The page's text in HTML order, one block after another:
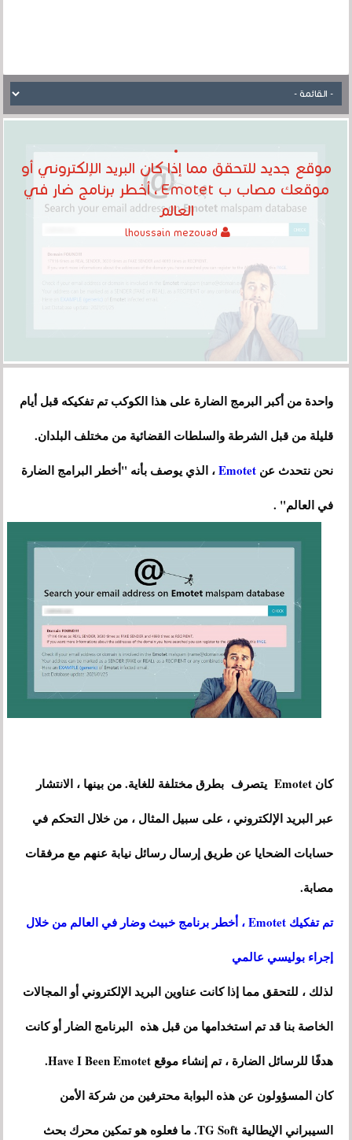
موقع جديد للتحقق مما إذا كان البريد الإلكتروني أو
موقعك مصاب ب Emotet ، أخطر برنامج ضار في
العالم
واحدة من أكبر البرمج الضارة على هذا الكوكب تم تفكيكه قبل أيام
قليلة من قبل الشرطة والسلطات القضائية من مختلف البلدان.
نحن نتحدث عنEmotet ، الذي يوصف بأنه "أخطر البرامج الضارة
في العالم" .
كان Emotet يتصرف بطرق مختلفة للغاية. من بينها ، الانتشار
عبر البريد الإلكتروني ، على سبيل المثال ، من خلال التحكم في
حسابات الضحايا عن طريق إرسال رسائل نيابة عنهم مع مرفقات
مصابة.
تم تفكيك Emotet ، أخطر برنامج خبيث وضار في العالم من خلال
إجراء بوليسي عالمي
لذلك ، للتحقق مما إذا كانت عناوين البريد الإلكتروني أو المجالات
الخاصة بنا قد تم استخدامها من قبل هذه البرنامج الضار أو كانت
هدفًا للرسائل الضارة ، تم إنشاء موقع Have I Been Emotet.
كان المسؤولون عن هذه البوابة محترفين من شركة الأمن
السيبراني الإيطالية TG Soft. ما فعلوه هو تمكين محرك بحث